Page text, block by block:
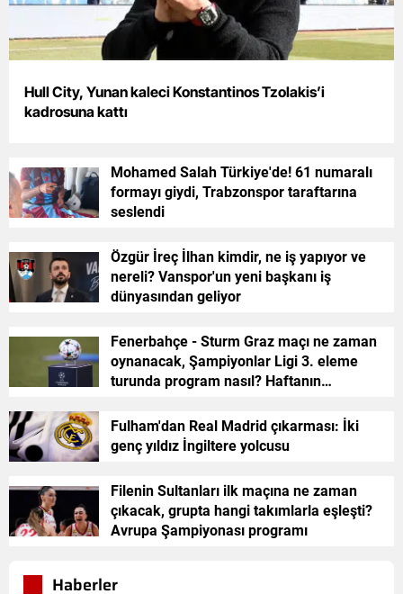
Bartın
Ardahan
Iğdır
Kilis
Düzce
Hull City, Yunan kaleci Konstantinos Tzolakis’i
kadrosuna kattı
Mohamed Salah Türkiye'de! 61 numaralı
formayı giydi, Trabzonspor taraftarına
seslendi
Özgür İreç İlhan kimdir, ne iş yapıyor ve
nereli? Vanspor'un yeni başkanı iş
dünyasından geliyor
Fenerbahçe - Sturm Graz maçı ne zaman
oynanacak, Şampiyonlar Ligi 3. eleme
turunda program nasıl? Haftanın
Fulham'dan Real Madrid çıkarması: İki
genç yıldız İngiltere yolcusu
Filenin Sultanları ilk maçına ne zaman
çıkacak, grupta hangi takımlarla eşleşti?
Avrupa Şampiyonası programı
Haberler